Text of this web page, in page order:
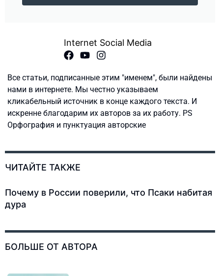
Internet Social Media
Все статьи, подписанные этим "именем", были найдены
нами в интернете. Мы честно указываем
кликабельный источник в конце каждого текста. И
искренне благодарим их авторов за их работу. PS
Орфография и пунктуация авторские
ЧИТАЙТЕ ТАКЖЕ
Почему в России поверили, что Псаки набитая
дура
БОЛЬШЕ ОТ АВТОРА